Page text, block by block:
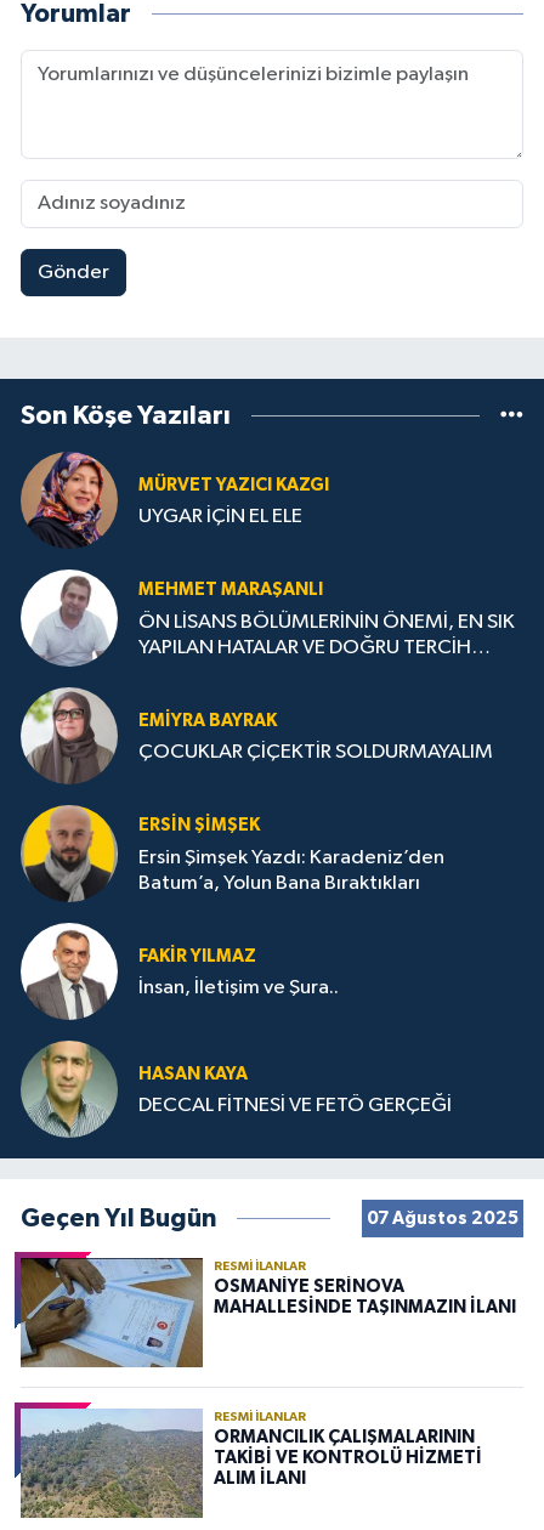
Yorumlar
Gönder
Son Köşe Yazıları
MÜRVET YAZICI KAZGI
UYGAR İÇİN EL ELE
MEHMET MARAŞANLI
ÖN LİSANS BÖLÜMLERİNİN ÖNEMİ, EN SIK
YAPILAN HATALAR VE DOĞRU TERCİH
EMIYRA BAYRAK
ÇOCUKLAR ÇİÇEKTİR SOLDURMAYALIM
ERSIN ŞIMŞEK
Ersin Şimşek Yazdı: Karadeniz’den
Batum’a, Yolun Bana Bıraktıkları
FAKIR YILMAZ
İnsan, İletişim ve Şura..
HASAN KAYA
DECCAL FİTNESİ VE FETÖ GERÇEĞİ
Geçen Yıl Bugün 07 Ağustos 2025
RESMI İLANLAR
OSMANİYE SERİNOVA
MAHALLESİNDE TAŞINMAZIN İLANI
RESMI İLANLAR
ORMANCILIK ÇALIŞMALARININ
TAKİBİ VE KONTROLÜ HİZMETİ
ALIM İLANI